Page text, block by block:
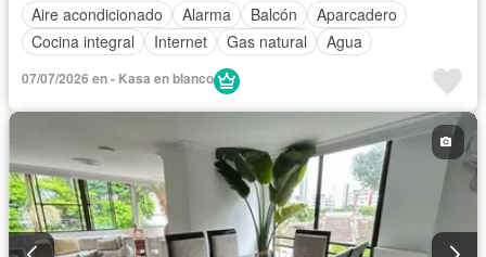
Aire acondicionado
Alarma Balcón
Aparcadero
Cocina integral
Internet Gas natural Agua
07/07/2026 en - Kasa en blanco